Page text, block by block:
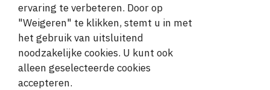
Klantenservice
Veilige en gemakkelijke betalingen
ervaring te verbeteren. Door op
"Weigeren" te klikken, stemt u in met
het gebruik van uitsluitend
noodzakelijke cookies. U kunt ook
alleen geselecteerde cookies
accepteren.